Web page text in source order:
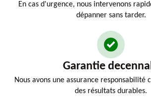
En cas d'urgence, nous intervenons
dépanner sans tarder.
Garantie
Nous avons une assurance responsabilité
des résultats durables.